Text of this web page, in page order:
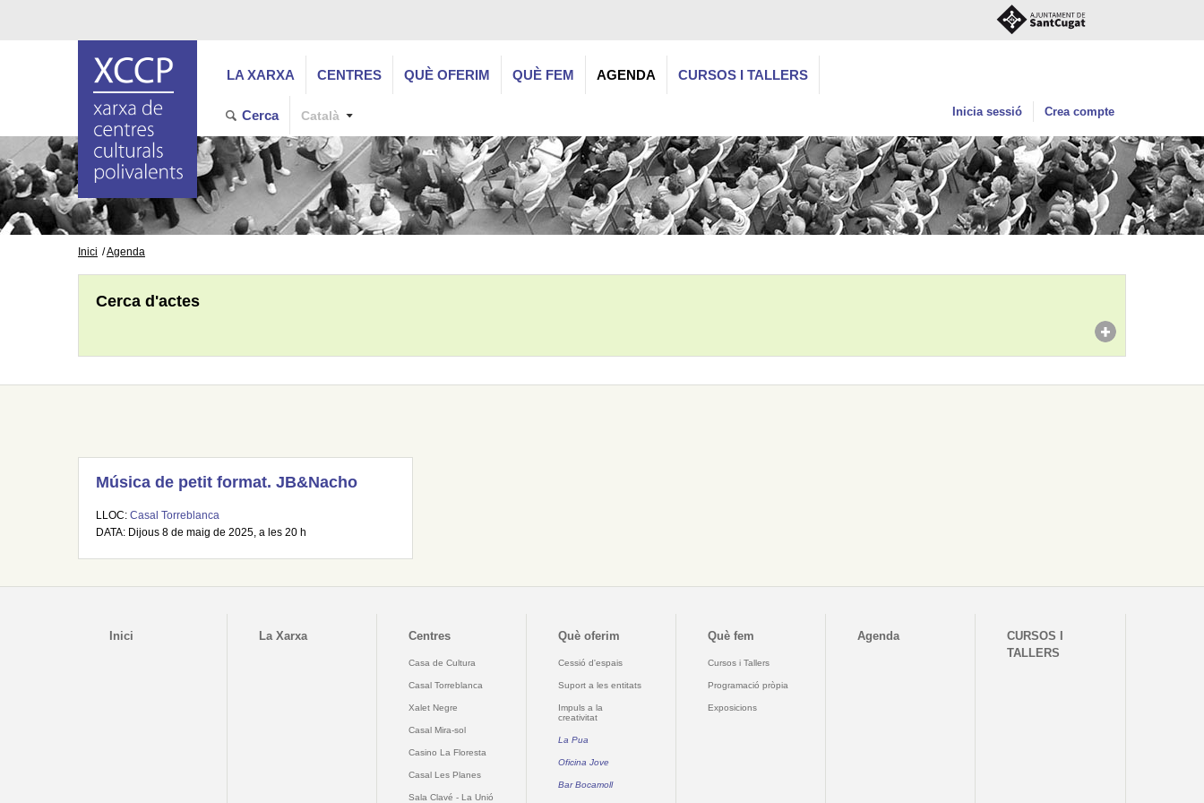
LA XARXA CENTRES QUÈ OFERIM QUÈ FEM AGENDA CURSOS I TALLERS
Cerca Català Inicia sessió Crea compte
Inici Agenda
Cerca d'actes
Música de petit format. JB&Nacho
LLOC: Casal Torreblanca
DATA: Dijous 8 de maig de 2025, a les 20 h
Inici La Xarxa Centres
Casa de Cultura
Casal Torreblanca
Xalet Negre
Casal Mira-sol
Casino La Floresta
Casal Les Planes
Sala Clavé - La Unió
Què oferim
Cessió d'espais
Suport a les entitats
Impuls a la
creativitat
La Pua
Oficina Jove
Bar Bocamoll
Què fem
Cursos i Tallers
Programació pròpia
Exposicions
Agenda
CURSOS I
TALLERS